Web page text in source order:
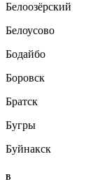
Белоозёрский
Белоусово
Бодайбо
Боровск
Братск
Бугры
Буйнакск
В